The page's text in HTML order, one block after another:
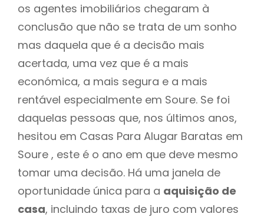
os agentes imobiliários chegaram à
conclusão que não se trata de um sonho
mas daquela que é a decisão mais
acertada, uma vez que é a mais
económica, a mais segura e a mais
rentável especialmente em Soure. Se foi
daquelas pessoas que, nos últimos anos,
hesitou em Casas Para Alugar Baratas em
Soure , este é o ano em que deve mesmo
tomar uma decisão. Há uma janela de
oportunidade única para a aquisição de
casa, incluindo taxas de juro com valores